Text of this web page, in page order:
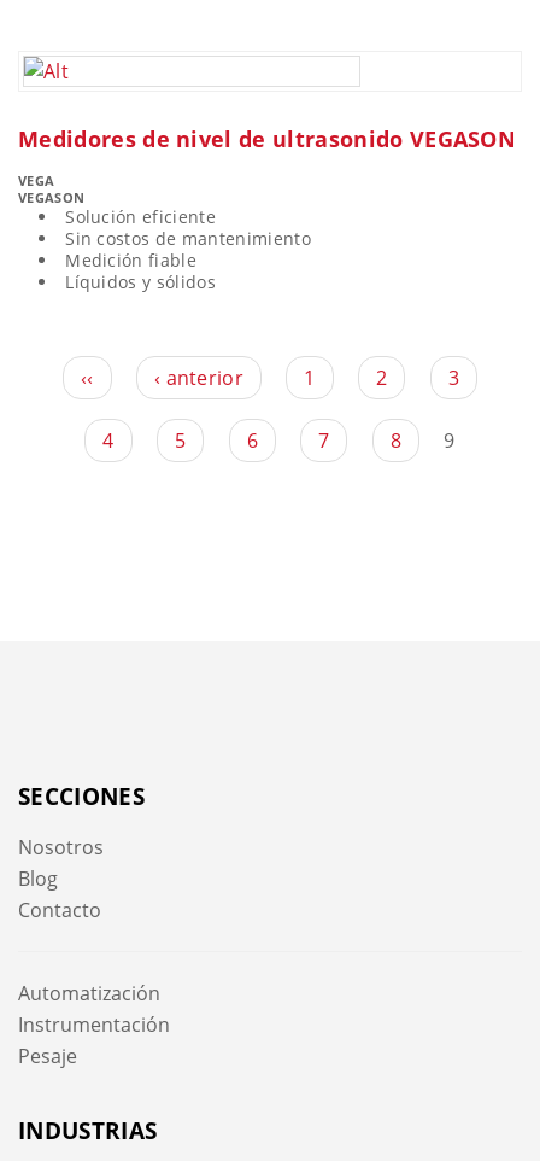
Medidores de nivel de ultrasonido VEGASON
VEGA
VEGASON
Solución eficiente
Sin costos de mantenimiento
Medición fiable
Líquidos y sólidos
‹‹ ‹ anterior 1 2 3
4 5 6 7 8 9
SECCIONES
Nosotros
Blog
Contacto
Automatización
Instrumentación
Pesaje
INDUSTRIAS